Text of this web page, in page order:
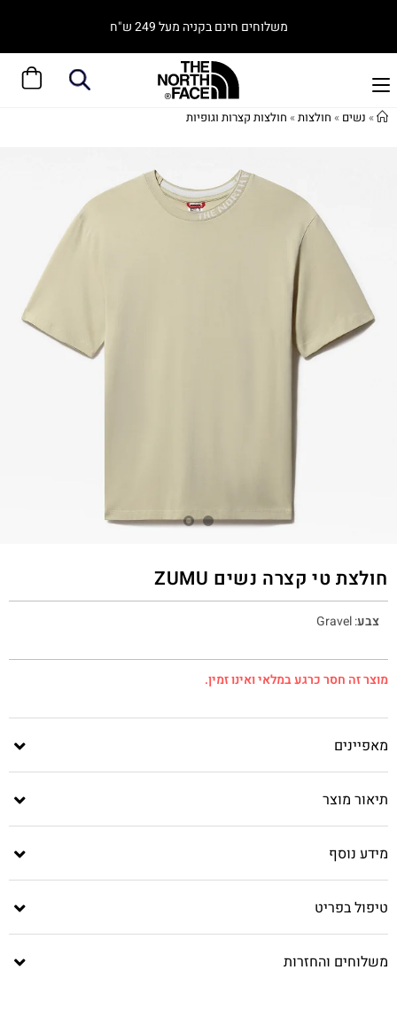
משלוחים חינם בקניה מעל 249 ש"ח
» נשים » חולצות» חולצות קצרות וגופיות
חולצת טי קצרה נשים ZUMU
צבע:
Gravel
מוצר זה חסר כרגע במלאי ואינו זמין.
מאפיינים
תיאור מוצר
מידע נוסף
טיפול בפריט
משלוחים והחזרות